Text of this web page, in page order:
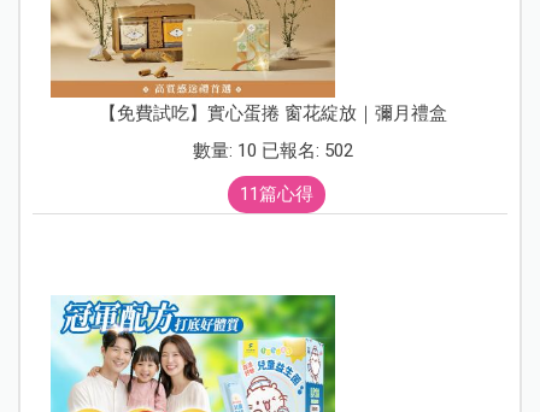
【免費試吃】實心蛋捲 窗花綻放｜彌月禮盒
數量: 10 已報名: 502
11篇心得